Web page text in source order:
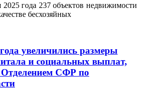
2025 года 237 объектов недвижимости
бесхозяйных
увеличились размеры
и социальных выплат,
Отделением СФР по